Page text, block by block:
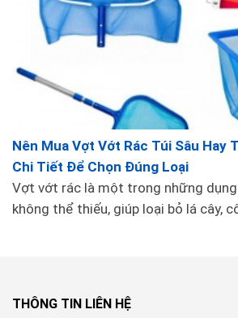
Nên Mua Vợt Vớt Rác Túi Sâu Hay
Chi Tiết Để Chọn Đúng Loại
Vợt vớt rác là một trong những dụng
không thể thiếu, giúp loại bỏ lá cây,
THÔNG TIN LIÊN HỆ